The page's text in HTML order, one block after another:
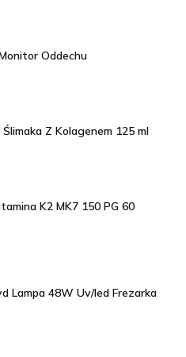
Oddechu
Z Kolagenem 125 ml
K2 MK7 150 PG 60
Lampa 48W Uv/led Frezarka